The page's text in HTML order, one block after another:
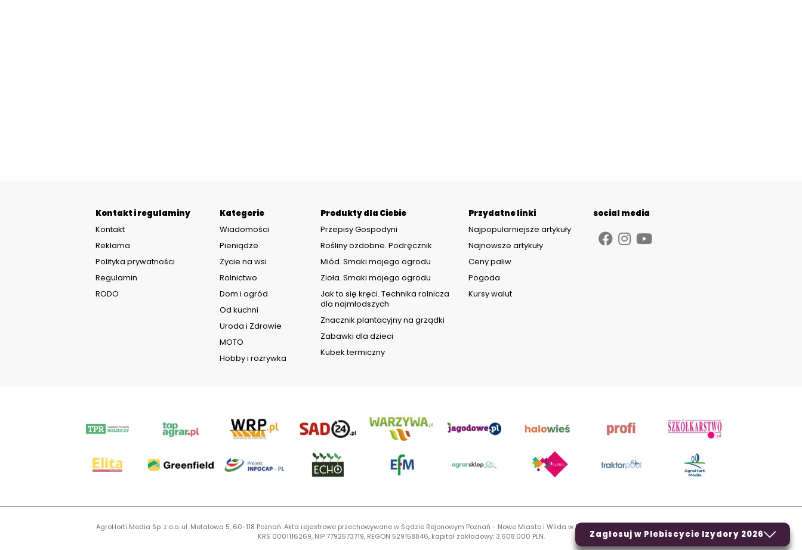
Zagłosuj w Plebiscycie Izydory 2026
Kontakt i regulaminy
Kontakt
Reklama
Polityka prywatności
Regulamin
RODO
Kategorie
Wiadomości
Pieniądze
Życie na wsi
Rolnictwo
Dom i ogród
Od kuchni
Uroda i Zdrowie
MOTO
Hobby i rozrywka
Produkty dla Ciebie
Przepisy Gospodyni
Rośliny ozdobne. Podręcznik
Miód. Smaki mojego ogrodu
Zioła. Smaki mojego ogrodu
Jak to się kręci. Technika rolnicza
dla najmłodszych
Znacznik plantacyjny na grządki
Zabawki dla dzieci
Kubek termiczny
Przydatne linki
Najpopularniejsze artykuły
Najnowsze artykuły
Ceny paliw
Pogoda
Kursy walut
social media
AgroHorti Media Sp. z o.o. ul. Metalowa 5, 60-118 Poznań. Akta rejestrowe przechowywane w Sądzie Rejonowym Poznań - Nowe Miasto i Wilda w Poznaniu, VIII Wydziale Gospodarczym,
KRS 0001116269, NIP 7792573719, REGON 529158846, kapitał zakładowy: 3.608.000 PLN.